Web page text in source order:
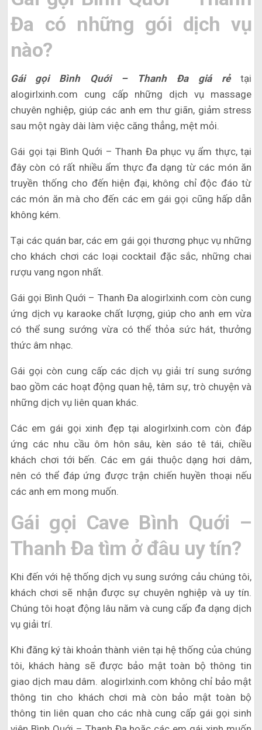
Đa có những gói dịch vụ
nào?
Gái gọi Bình Quới – Thanh Đa giá rẻtại
alogirlxinh.com cung cấp những dịch vụ massage
chuyên nghiệp, giúp các anh em thư giãn, giảm stress
sau một ngày dài làm việc căng thẳng, mệt mỏi.
Gái gọi tại Bình Quới – Thanh Đa phục vụ ẩm thực, tại
đây còn có rất nhiều ẩm thực đa dạng từ các món ăn
truyền thống cho đến hiện đại, không chỉ độc đáo từ
các món ăn mà cho đến các em gái gọi cũng hấp dẫn
không kém.
Tại các quán bar, các em gái gọi thương phục vụ những
cho khách chơi các loại cocktail đặc sắc, những chai
rượu vang ngon nhất.
Gái gọi Bình Quới – Thanh Đa alogirlxinh.com còn cung
ứng dịch vụ karaoke chất lượng, giúp cho anh em vừa
có thể sung sướng vừa có thể thỏa sức hát, thưởng
thức âm nhạc.
Gái gọi còn cung cấp các dịch vụ giải trí sung sướng
bao gồm các hoạt động quan hệ, tâm sự, trò chuyện và
những dịch vụ liên quan khác.
Các em gái gọi xinh đẹp tại alogirlxinh.com còn đáp
ứng các nhu cầu ôm hôn sâu, kèn sáo tê tái, chiều
khách chơi tới bến. Các em gái thuộc dạng hơi dâm,
nên có thể đáp ứng được trận chiến huyền thoại nếu
các anh em mong muốn.
Gái gọi Cave Bình Quới –
Thanh Đa tìm ở đâu uy tín?
Khi đến với hệ thống dịch vụ sung sướng cảu chúng tôi,
khách chơi sẽ nhận được sự chuyên nghiệp và uy tín.
Chúng tôi hoạt động lâu năm và cung cấp đa dạng dịch
vụ giải trí.
Khi đăng ký tài khoản thành viên tại hệ thống của chúng
tôi, khách hàng sẽ được bảo mật toàn bộ thông tin
giao dịch mau dâm. alogirlxinh.com không chỉ bảo mật
thông tin cho khách chơi mà còn bảo mật toàn bộ
thông tin liên quan cho các nhà cung cấp gái gọi sinh